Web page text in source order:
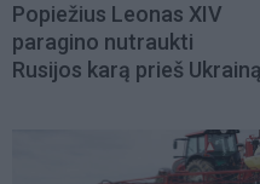
Popiežius Leonas XIV
paragino nutraukti
Rusijos karą prieš Ukrainą